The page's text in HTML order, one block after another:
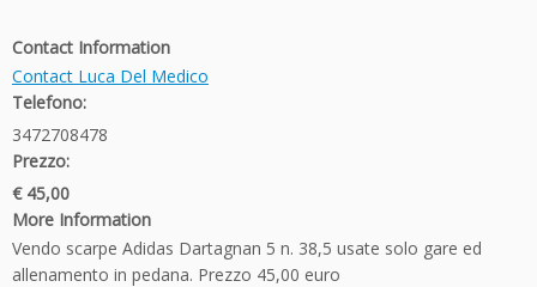
Contact Information
Contact Luca Del Medico
Telefono:
3472708478
Prezzo:
€ 45,00
More Information
Vendo scarpe Adidas Dartagnan 5 n. 38,5 usate solo gare ed
allenamento in pedana. Prezzo 45,00 euro